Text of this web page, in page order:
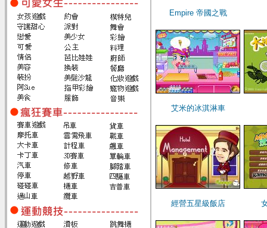
Empire 帝國之戰
艾米的冰淇淋車
經營五星級飯店